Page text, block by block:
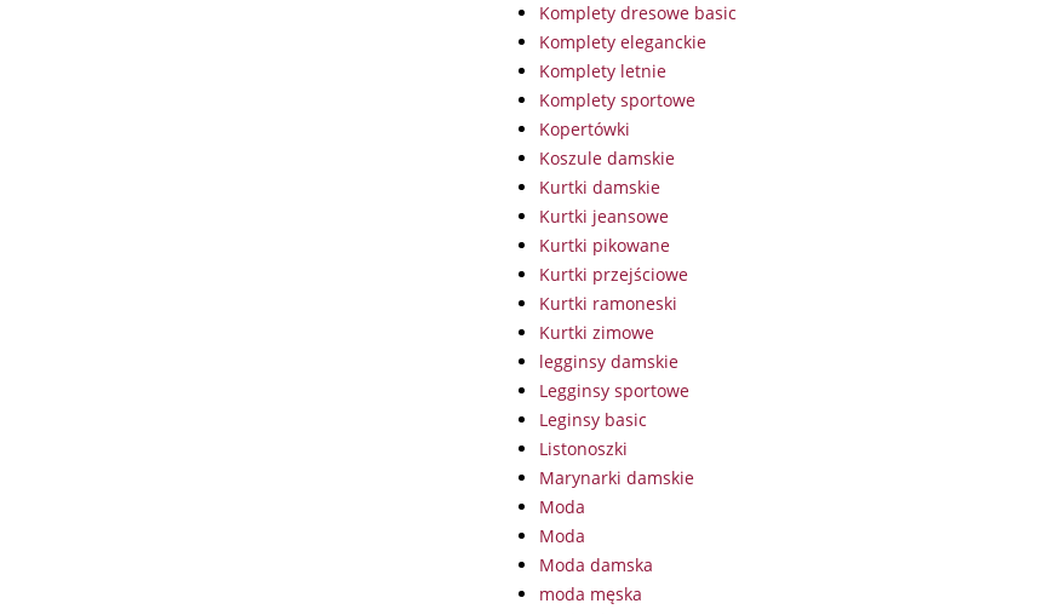
Komplety dresowe basic
Komplety eleganckie
Komplety letnie
Komplety sportowe
Kopertówki
Koszule damskie
Kurtki damskie
Kurtki jeansowe
Kurtki pikowane
Kurtki przejściowe
Kurtki ramoneski
Kurtki zimowe
legginsy damskie
Legginsy sportowe
Leginsy basic
Listonoszki
Marynarki damskie
Moda
Moda
Moda damska
moda męska